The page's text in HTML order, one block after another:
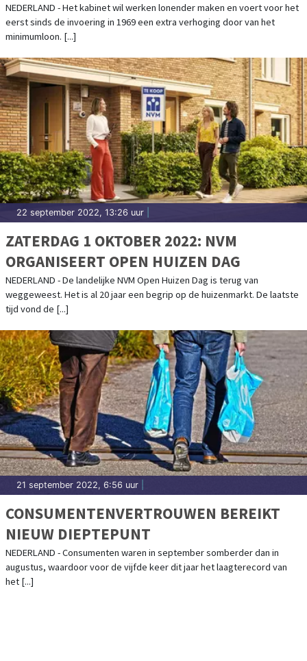
NEDERLAND - Het kabinet wil werken lonender maken en voert voor het
eerst sinds de invoering in 1969 een extra verhoging door van het
minimumloon. [...]
22 september 2022, 13:26 uur
ZATERDAG 1 OKTOBER 2022: NVM
ORGANISEERT OPEN HUIZEN DAG
NEDERLAND - De landelijke NVM Open Huizen Dag is terug van
weggeweest. Het is al 20 jaar een begrip op de huizenmarkt. De laatste
tijd vond de [...]
21 september 2022, 6:56 uur
CONSUMENTENVERTROUWEN BEREIKT
NIEUW DIEPTEPUNT
NEDERLAND - Consumenten waren in september somberder dan in
augustus, waardoor voor de vijfde keer dit jaar het laagterecord van
het [...]